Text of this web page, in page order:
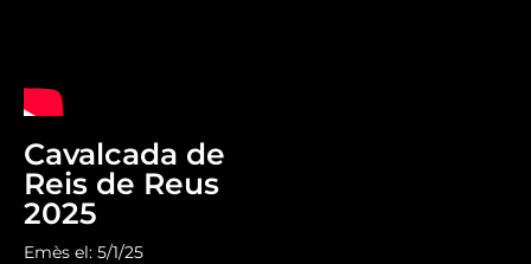
Cavalcada de
Reis de Reus
2025
Emès el: 5/1/25